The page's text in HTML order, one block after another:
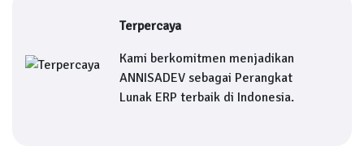
Terpercaya
Kami berkomitmen menjadikan
ANNISADEV sebagai Perangkat
Lunak ERP terbaik di Indonesia.